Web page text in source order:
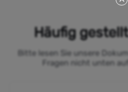
Häufig
Bitte lesen Sie unsere
Fragen nicht unten